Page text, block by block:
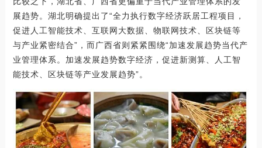
展趋势。湖北明确提出了“全力执行数字经济跃居工程项目，
促进人工智能技术、互联网大数据、物联网技术、区块链等
与产业紧密结合”，而广西省则紧紧围绕“加速发展趋势当代产
业管理体系。加速发展趋势数字经济，促进新测算、人工智
能技术、区块链等产业发展趋势”。